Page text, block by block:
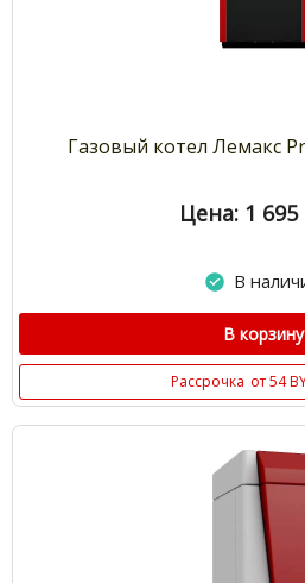
Газовый котел Лемакс
Цена: 1 695
В
В корзину
Рассрочка от 54